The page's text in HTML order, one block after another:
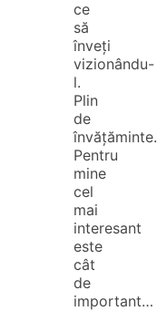
ce
să
înveți
vizionându-
l.
Plin
de
învățăminte.
Pentru
mine
cel
mai
interesant
este
cât
de
important…